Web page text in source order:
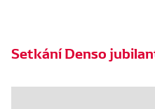
Setkání Denso